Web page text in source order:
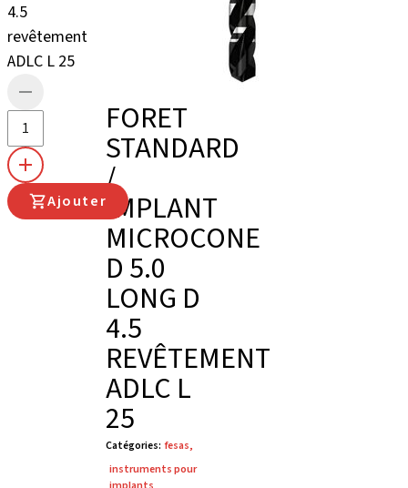
4.5
revêtement
ADLC L 25
Ajouter
FORET
STANDARD
/
IMPLANT
MICROCONE
D 5.0
LONG D
4.5
REVÊTEMENT
ADLC L
25
Catégories: fesas,
instruments pour